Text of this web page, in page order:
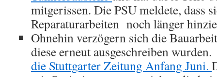
mitgerissen. Die PSU meldete, dass
Reparaturarbeiten noch länger
Ohnehin verzögern sich die
diese erneut ausgeschreiben
die Stuttgarter Zeitung Anfang Juni.